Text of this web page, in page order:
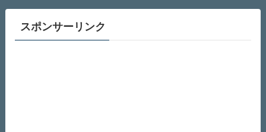
スポンサーリンク